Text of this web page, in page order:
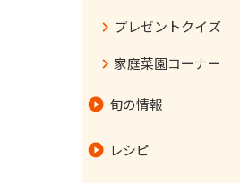
プレゼントクイズ
家庭菜園コーナー
旬の情報
レシピ